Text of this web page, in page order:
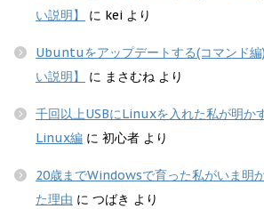
い説明】
に kei より
Ubuntuをアップデートする(コマンド
い説明】
に まさむね より
千回以上USBにLinuxを入れた私が明か
Linux編 に 初心者 より
20歳までWindowsで育った私がいま明
た理由 に つばき より